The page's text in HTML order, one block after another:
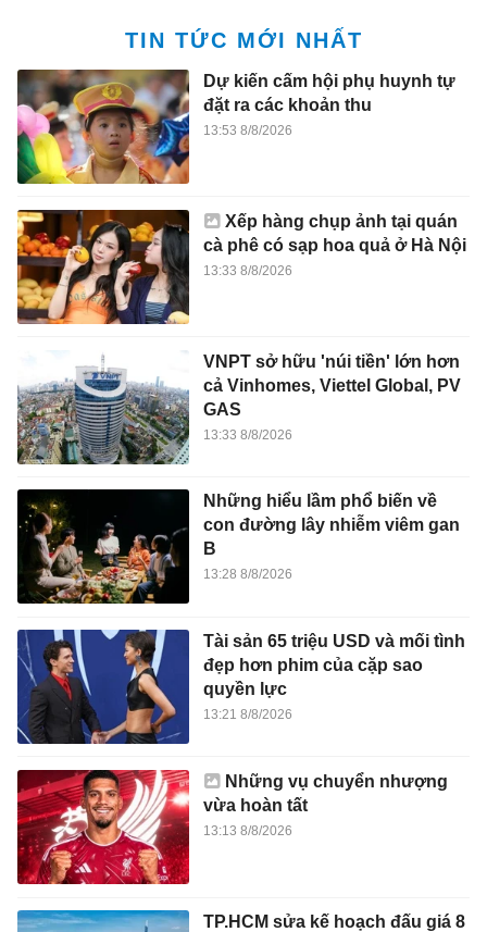
TIN TỨC MỚI NHẤT
Dự kiến cấm hội phụ huynh tự
đặt ra các khoản thu
13:53 8/8/2026
Xếp hàng chụp ảnh tại quán
cà phê có sạp hoa quả ở Hà Nội
13:33 8/8/2026
VNPT sở hữu 'núi tiền' lớn hơn
cả Vinhomes, Viettel Global, PV
GAS
13:33 8/8/2026
Những hiểu lầm phổ biến về
con đường lây nhiễm viêm gan
B
13:28 8/8/2026
Tài sản 65 triệu USD và mối tình
đẹp hơn phim của cặp sao
quyền lực
13:21 8/8/2026
Những vụ chuyển nhượng
vừa hoàn tất
13:13 8/8/2026
TP.HCM sửa kế hoạch đấu giá 8